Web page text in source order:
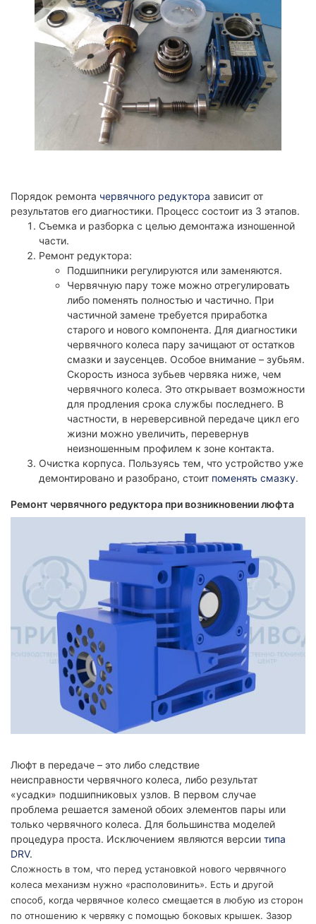
Порядок ремонта червячного редуктора зависит от
результатов его диагностики. Процесс состоит из 3 этапов.
Съемка и разборка с целью демонтажа изношенной
части.
Ремонт редуктора:
Подшипники регулируются или заменяются.
Червячную пару тоже можно отрегулировать
либо поменять полностью и частично. При
частичной замене требуется приработка
старого и нового компонента. Для диагностики
червячного колеса пару зачищают от остатков
смазки и заусенцев. Особое внимание – зубьям.
Скорость износа зубьев червяка ниже, чем
червячного колеса. Это открывает возможности
для продления срока службы последнего. В
частности, в нереверсивной передаче цикл его
жизни можно увеличить, перевернув
неизношенным профилем к зоне контакта.
Очистка корпуса. Пользуясь тем, что устройство уже
демонтировано и разобрано, стоит поменять смазку.
Ремонт червячного редуктора при возникновении люфта
Люфт в передаче – это либо следствие
неисправности червячного колеса, либо результат
«усадки» подшипниковых узлов. В первом случае
проблема решается заменой обоих элементов пары или
только червячного колеса. Для большинства моделей
процедура проста. Исключением являются версии типа
DRV.
Сложность в том, что перед установкой нового червячного
колеса механизм нужно «располовинить». Есть и другой
способ, когда червячное колесо смещается в любую из сторон
по отношению к червяку с помощью боковых крышек. Зазор